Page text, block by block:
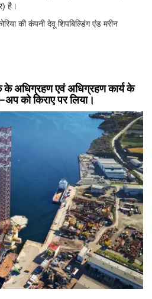
है।
की कंपनी देवू शिपबिल्डिंग एंड मरीन
के अधिग्रहण एवं अधिग्रहण कार्य के
को किराए पर लिया।